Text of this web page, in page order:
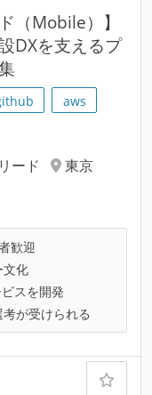
（Mobile）】
DXを支えるプ
aws
ード
東京
歓迎
文化
スを開発
が受けられる